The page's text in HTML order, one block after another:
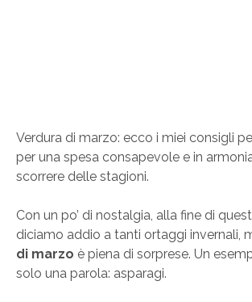
Verdura di marzo: ecco i miei consigli
per una spesa consapevole e in
scorrere delle stagioni.
Con un po’ di nostalgia, alla fine di
diciamo addio a tanti ortaggi invernali,
di marzo è piena di sorprese. Un
solo una parola: asparagi.